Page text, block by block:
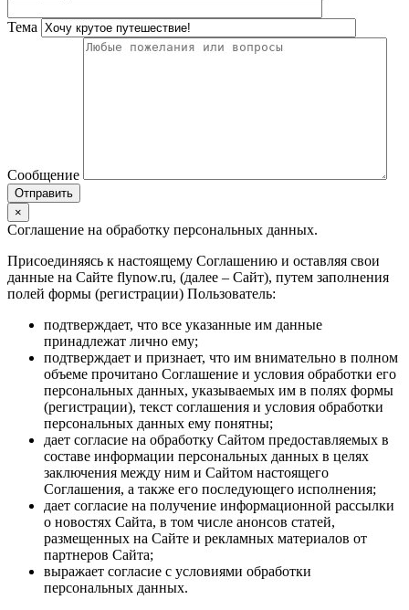
Тема
Сообщение
×
Соглашение на обработку персональных данных.
Присоединяясь к настоящему Соглашению и оставляя свои
данные на Сайте flynow.ru, (далее – Сайт), путем заполнения
полей формы (регистрации) Пользователь:
подтверждает, что все указанные им данные
принадлежат лично ему;
подтверждает и признает, что им внимательно в полном
объеме прочитано Соглашение и условия обработки его
персональных данных, указываемых им в полях формы
(регистрации), текст соглашения и условия обработки
персональных данных ему понятны;
дает согласие на обработку Сайтом предоставляемых в
составе информации персональных данных в целях
заключения между ним и Сайтом настоящего
Соглашения, а также его последующего исполнения;
дает согласие на получение информационной рассылки
о новостях Сайта, в том числе анонсов статей,
размещенных на Сайте и рекламных материалов от
партнеров Сайта;
выражает согласие с условиями обработки
персональных данных.